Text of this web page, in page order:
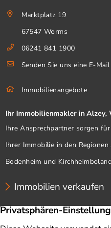
Marktplatz 19
67547 Worms
06241 841 1900
Senden Sie uns eine E-Mail
Immobilienangebote
Ihr Immobilienmakler in Alzey,
Ihre Ansprechpartner sorgen
Ihrer Immobilie in den Regionen
Bodenheim und
Immobilien verkaufen
Unternehmen